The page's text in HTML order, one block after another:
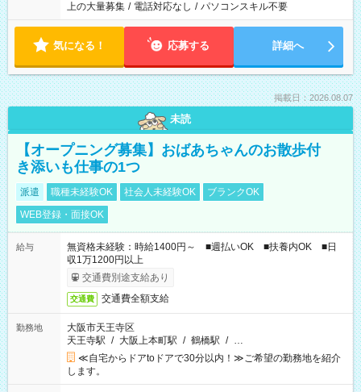
上の大量募集 / 電話対応なし / パソコンスキル不要
気になる！ 応募する 詳細へ
掲載日：2026.08.07
未読
【オープニング募集】おばあちゃんのお散歩付
き添いも仕事の1つ
派遣 職種未経験OK 社会人未経験OK
ブランクOK
WEB登録・面接OK
給与
無資格未経験：時給1400円～ ■週払いOK ■扶養内OK ■日
収1万1200円以上
交通費別途支給あり
交通費 交通費全額支給
勤務地
大阪市天王寺区
天王寺駅 / 大阪上本町駅 / 鶴橋駅 / …
≪自宅からドアtoドアで30分以内！≫ご希望の勤務地を紹介
します。